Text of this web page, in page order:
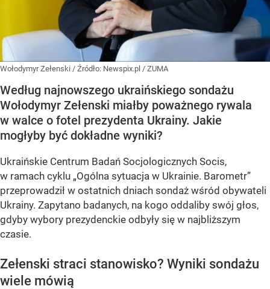
Wołodymyr Zełenski / Źródło: Newspix.pl / ZUMA
Według najnowszego ukraińskiego sondażu
Wołodymyr Zełenski miałby poważnego rywala
w walce o fotel prezydenta Ukrainy. Jakie
mogłyby być dokładne wyniki?
Ukraińskie Centrum Badań Socjologicznych Socis,
w ramach cyklu „Ogólna sytuacja w Ukrainie. Barometr”
przeprowadził w ostatnich dniach sondaż wśród obywateli
Ukrainy. Zapytano badanych, na kogo oddaliby swój głos,
gdyby wybory prezydenckie odbyły się w najbliższym
czasie.
Zełenski straci stanowisko? Wyniki sondażu
wiele mówią